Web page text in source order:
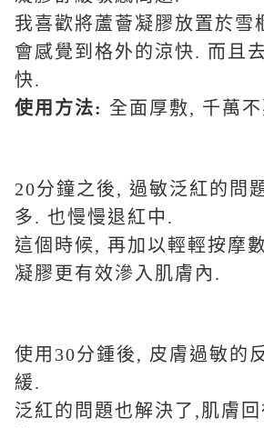
我喜歡將蘆薈凝膠放置於雪
會感覺到格外的涼快. 而且
快.
使用方法: 全面厚敷, 千萬
20分鐘之後, 過敏泛紅的問
多. 也慢慢退紅中.
這個時候, 再加以輕輕按摩
凝膠更有效滲入肌膚內.
使用30分鍾後, 皮膚過敏的
緩.
泛紅的問題也解決了,肌膚